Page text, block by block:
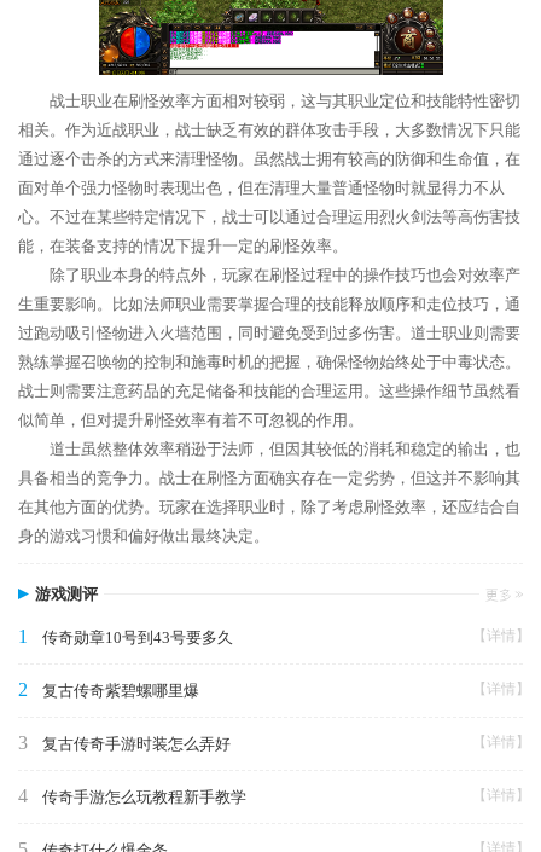
战士职业在刷怪效率方面相对较弱，这与其职业定位和技能特性密切
相关。作为近战职业，战士缺乏有效的群体攻击手段，大多数情况下只能
通过逐个击杀的方式来清理怪物。虽然战士拥有较高的防御和生命值，在
面对单个强力怪物时表现出色，但在清理大量普通怪物时就显得力不从
心。不过在某些特定情况下，战士可以通过合理运用烈火剑法等高伤害技
能，在装备支持的情况下提升一定的刷怪效率。
除了职业本身的特点外，玩家在刷怪过程中的操作技巧也会对效率产
生重要影响。比如法师职业需要掌握合理的技能释放顺序和走位技巧，通
过跑动吸引怪物进入火墙范围，同时避免受到过多伤害。道士职业则需要
熟练掌握召唤物的控制和施毒时机的把握，确保怪物始终处于中毒状态。
战士则需要注意药品的充足储备和技能的合理运用。这些操作细节虽然看
似简单，但对提升刷怪效率有着不可忽视的作用。
道士虽然整体效率稍逊于法师，但因其较低的消耗和稳定的输出，也
具备相当的竞争力。战士在刷怪方面确实存在一定劣势，但这并不影响其
在其他方面的优势。玩家在选择职业时，除了考虑刷怪效率，还应结合自
身的游戏习惯和偏好做出最终决定。
游戏测评
1 传奇勋章10号到43号要多久 【详情】
2 复古传奇紫碧螺哪里爆 【详情】
3 复古传奇手游时装怎么弄好 【详情】
4 传奇手游怎么玩教程新手教学 【详情】